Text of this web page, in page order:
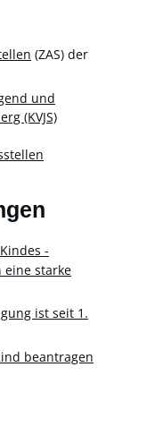
(ZAS) der
und
(KVJS)
-
eine starke
ist seit 1.
beantragen